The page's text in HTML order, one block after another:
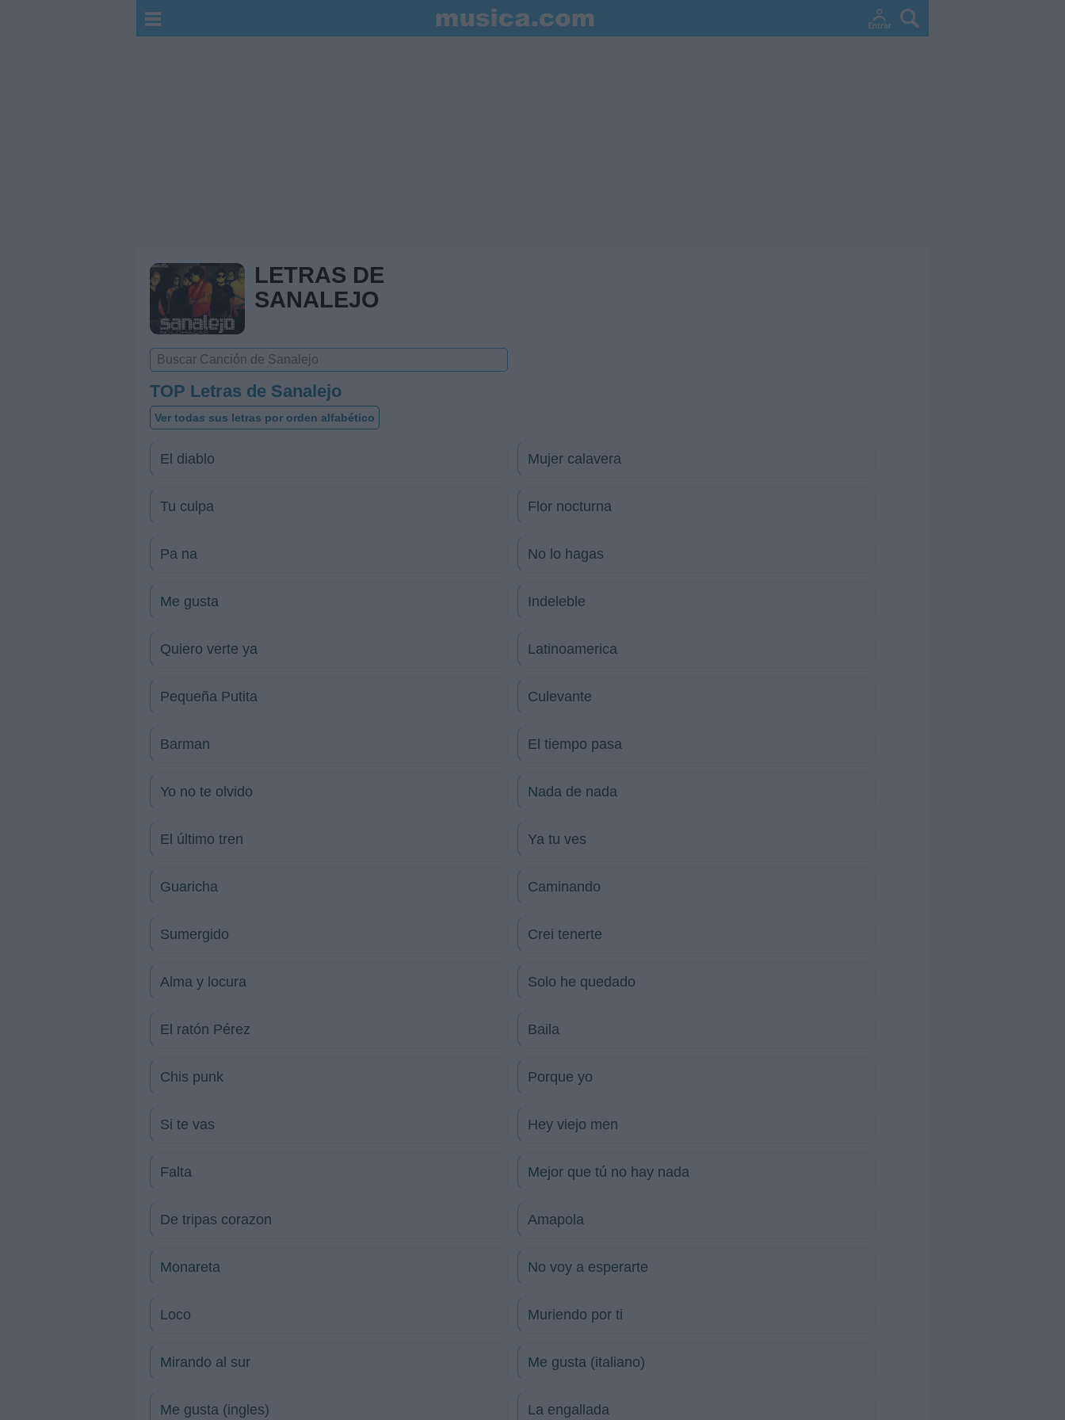
LETRAS DE
SANALEJO
TOP Letras de Sanalejo
Ver todas sus letras por orden alfabético
El diablo Mujer calavera
Tu culpa Flor nocturna
Pa na No lo hagas
Me gusta Indeleble
Quiero verte ya Latinoamerica
Pequeña Putita Culevante
Barman El tiempo pasa
Yo no te olvido Nada de nada
El último tren Ya tu ves
Guaricha Caminando
Sumergido Crei tenerte
Alma y locura Solo he quedado
El ratón Pérez Baila
Chis punk Porque yo
Si te vas Hey viejo men
Falta Mejor que tú no hay nada
De tripas corazon Amapola
Monareta No voy a esperarte
Loco Muriendo por ti
Mirando al sur Me gusta (italiano)
Me gusta (ingles) La engallada